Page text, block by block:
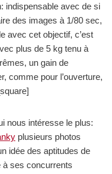
indispensable avec de si
des images à 1/80 sec,
avec cet objectif, c’est
plus de 5 kg tenu à
un gain de
comme pour l’ouverture,
nous intéresse le plus:
plusieurs photos
idée des aptitudes de
à ses concurrents